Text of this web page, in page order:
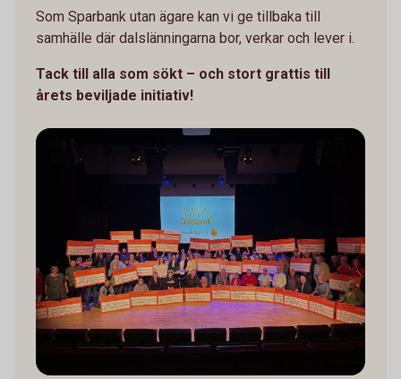
Som Sparbank utan ägare kan vi ge tillbaka till
samhälle där dalslänningarna bor, verkar och lever i.
Tack till alla som sökt – och stort grattis till
årets beviljade initiativ!